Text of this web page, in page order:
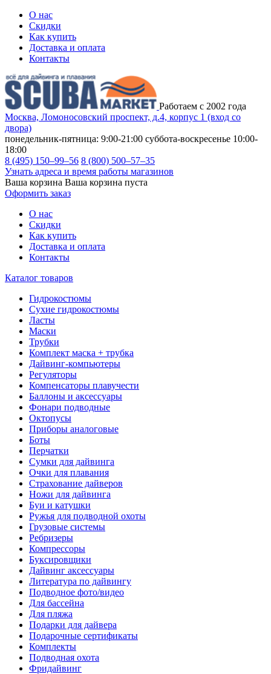
О нас
Скидки
Как купить
Доставка и оплата
Контакты
Работаем с 2002 года
Москва, Ломоносовский проспект, д.4, корпус 1 (вход со
двора)
понедельник-пятница: 9:00-21:00 суббота-воскресенье 10:00-
18:00
8 (495) 150–99–56 8 (800) 500–57–35
Узнать адреса и время работы магазинов
Ваша корзина Ваша корзина пуста
Оформить заказ
О нас
Скидки
Как купить
Доставка и оплата
Контакты
Каталог товаров
Гидрокостюмы
Сухие гидрокостюмы
Ласты
Маски
Трубки
Комплект маска + трубка
Дайвинг-компьютеры
Регуляторы
Компенсаторы плавучести
Баллоны и аксессуары
Фонари подводные
Октопусы
Приборы аналоговые
Боты
Перчатки
Сумки для дайвинга
Очки для плавания
Страхование дайверов
Ножи для дайвинга
Буи и катушки
Ружья для подводной охоты
Грузовые системы
Ребризеры
Компрессоры
Буксировщики
Дайвинг аксессуары
Литература по дайвингу
Подводное фото/видео
Для бассейна
Для пляжа
Подарки для дайвера
Подарочные сертификаты
Комплекты
Подводная охота
Фридайвинг